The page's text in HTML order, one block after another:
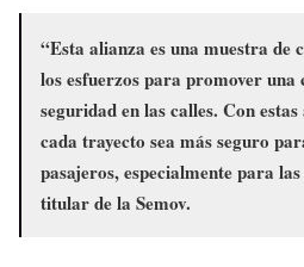
“Esta alianza es una muestra de
los esfuerzos para promover una
seguridad en las calles. Con
cada trayecto sea más seguro
pasajeros, especialmente para
titular de la Semov.